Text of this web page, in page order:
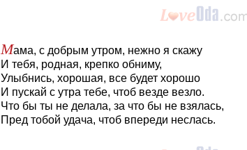
Мама, с добрым утром, нежно я скажу
И тебя, родная, крепко обниму,
Улыбнись, хорошая, все будет хорошо
И пускай с утра тебе, чтоб везде везло.
Что бы ты не делала, за что бы не взялась,
Пред тобой удача, чтоб впереди неслась.